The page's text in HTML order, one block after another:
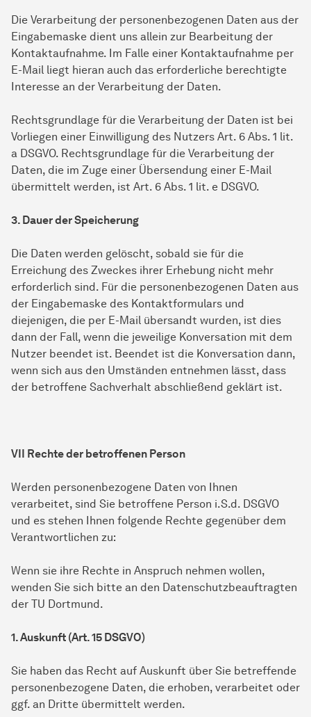
Die Verarbeitung der personenbezogenen Daten aus der
Eingabemaske dient uns allein zur Bearbeitung der
Kontaktaufnahme. Im Falle einer Kontaktaufnahme per
E-Mail liegt hieran auch das erforderliche berechtigte
Interesse an der Verarbeitung der Daten.
Rechtsgrundlage für die Verarbeitung der Daten ist bei
Vorliegen einer Einwilligung des Nutzers Art. 6 Abs. 1 lit.
a DSGVO. Rechtsgrundlage für die Verarbeitung der
Daten, die im Zuge einer Übersendung einer E-Mail
übermittelt werden, ist Art. 6 Abs. 1 lit. e DSGVO.
3. Dauer der Speicherung
Die Daten werden gelöscht, sobald sie für die
Erreichung des Zweckes ihrer Erhebung nicht mehr
erforderlich sind. Für die personenbezogenen Daten aus
der Eingabemaske des Kontaktformulars und
diejenigen, die per E-Mail übersandt wurden, ist dies
dann der Fall, wenn die jeweilige Konversation mit dem
Nutzer beendet ist. Beendet ist die Konversation dann,
wenn sich aus den Umständen entnehmen lässt, dass
der betroffene Sachverhalt abschließend geklärt ist.
VII Rechte der betroffenen Person
Werden personenbezogene Daten von Ihnen
verarbeitet, sind Sie betroffene Person i.S.d. DSGVO
und es stehen Ihnen folgende Rechte gegenüber dem
Verantwortlichen zu:
Wenn sie ihre Rechte in Anspruch nehmen wollen,
wenden Sie sich bitte an den Datenschutzbeauftragten
der TU Dortmund.
1. Auskunft (Art. 15 DSGVO)
Sie haben das Recht auf Auskunft über Sie betreffende
personenbezogene Daten, die erhoben, verarbeitet oder
ggf. an Dritte übermittelt werden.